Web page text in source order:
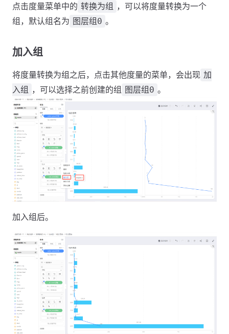
点击度量菜单中的 转换为组 ，可以将度量转换为一个
组，默认组名为 图层组0 。
加入组
将度量转换为组之后，点击其他度量的菜单，会出现 加
入组 ，可以选择之前创建的组 图层组0 。
加入组后。